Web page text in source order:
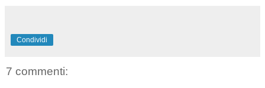
Condividi
7 commenti: